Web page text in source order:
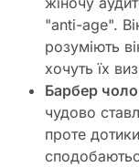
"anti-age".
розуміють
хочуть їх
Барбер
чудово
проте